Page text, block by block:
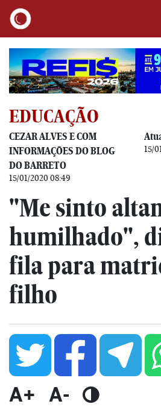
EDUCAÇÃO
CEZAR ALVES E COM
INFORMAÇÕES DO BLOG
DO BARRETO
15/01/2020 08:49
15/
"Me sinto
humilhado",
fila para
filho
A+ A-